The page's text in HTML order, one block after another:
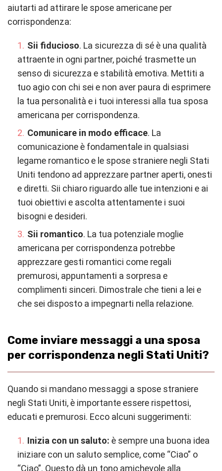
aiutarti ad attirare le spose americane per
corrispondenza:
Sii fiducioso. La sicurezza di sé è una qualità
attraente in ogni partner, poiché trasmette un
senso di sicurezza e stabilità emotiva. Mettiti a
tuo agio con chi sei e non aver paura di esprimere
la tua personalità e i tuoi interessi alla tua sposa
americana per corrispondenza.
Comunicare in modo efficace. La
comunicazione è fondamentale in qualsiasi
legame romantico e le spose straniere negli Stati
Uniti tendono ad apprezzare partner aperti, onesti
e diretti. Sii chiaro riguardo alle tue intenzioni e ai
tuoi obiettivi e ascolta attentamente i suoi
bisogni e desideri.
Sii romantico. La tua potenziale moglie
americana per corrispondenza potrebbe
apprezzare gesti romantici come regali
premurosi, appuntamenti a sorpresa e
complimenti sinceri. Dimostrale che tieni a lei e
che sei disposto a impegnarti nella relazione.
Come inviare messaggi a una sposa
per corrispondenza negli Stati Uniti?
Quando si mandano messaggi a spose straniere
negli Stati Uniti, è importante essere rispettosi,
educati e premurosi. Ecco alcuni suggerimenti:
Inizia con un saluto: è sempre una buona idea
iniziare con un saluto semplice, come “Ciao” o
“Ciao”. Questo dà un tono amichevole alla